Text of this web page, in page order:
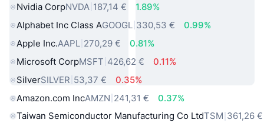
Nvidia CorpNVDA 187,14 €
1.89%
Alphabet Inc Class AGOOGL 330,53 €
0.99%
Apple Inc.AAPL 270,29 €
0.81%
Microsoft CorpMSFT 426,62 €
0.11%
SilverSILVER 53,37 €
0.35%
Amazon.com IncAMZN 241,31 €
0.37%
Taiwan Semiconductor Manufacturing Co LtdTSM 361,26 €